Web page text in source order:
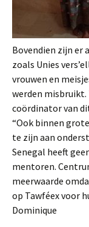
Bovendien zijn er
zoals Unies
vrouwen en
werden misbruikt.
coördinator van
“Ook binnen
te zijn aan
Senegal heeft
mentoren.
meerwaarde
op Tawféex voor
Dominique